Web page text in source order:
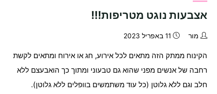
אצבעות נוגט מטריפות!!!
מור 11 באפריל 2023
הקינוח ממתק הזה מתאים לכל אירוע, חג או אירוח ומתאים לקשת
רחבה של אנשים מפני שהוא גם טבעוני ומתוך כך הואבעצם ללא
חלב וגם ללא גלוטן (כל עוד משתמשים בוופלים ללא גלוטן).